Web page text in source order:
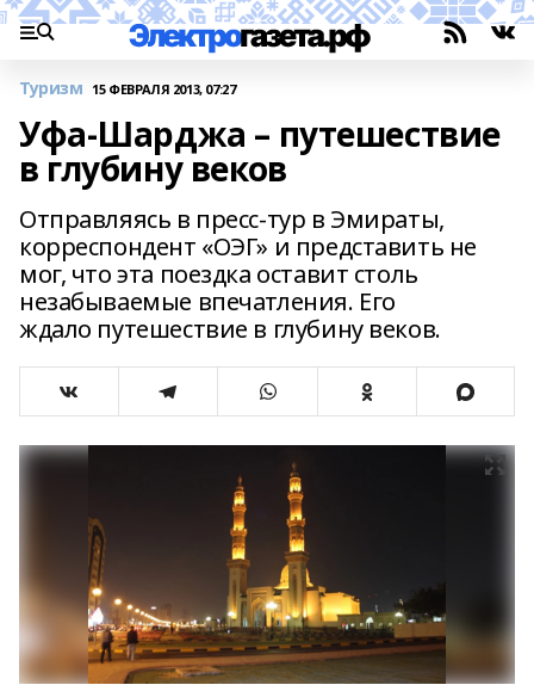
Туризм 15 ФЕВРАЛЯ 2013, 07:27
Уфа-Шарджа – путешествие
в глубину веков
Отправляясь в пресс-тур в Эмираты,
корреспондент «ОЭГ» и представить не
мог, что эта поездка оставит столь
незабываемые впечатления. Его
ждало путешествие в глубину веков.